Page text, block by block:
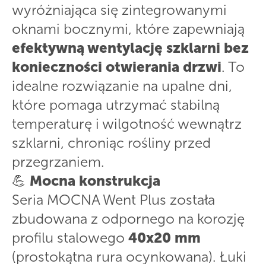
wyróżniająca się zintegrowanymi
oknami bocznymi, które zapewniają
efektywną wentylację szklarni bez
konieczności otwierania drzwi. To
idealne rozwiązanie na upalne dni,
które pomaga utrzymać stabilną
temperaturę i wilgotność wewnątrz
szklarni, chroniąc rośliny przed
przegrzaniem.
💪 Mocna konstrukcja
Seria MOCNA Went Plus została
zbudowana z odpornego na korozję
profilu stalowego 40x20 mm
(prostokątna rura ocynkowana). Łuki